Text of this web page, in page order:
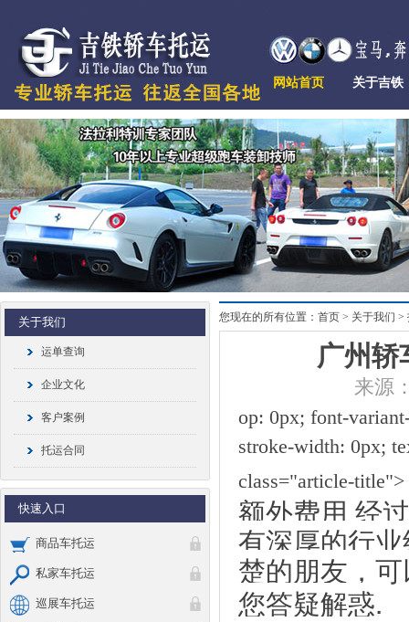
网站首页 关于吉铁
关于我们
运单查询
企业文化
客户案例
托运合同
快速入口
商品车托运
私家车托运
巡展车托运
您现在的所有位置：首页 > 关于我们 >
广州轿
来源
op: 0px; font-
stroke-width: 0px;
class="article-title">
额外费用 经
有深厚的行
楚的朋友，
您答疑解惑.